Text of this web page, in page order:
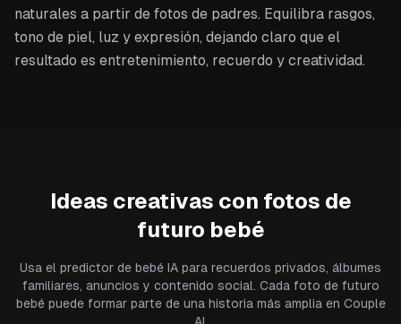
naturales a partir de fotos de padres. Equilibra rasgos,
tono de piel, luz y expresión, dejando claro que el
resultado es entretenimiento, recuerdo y creatividad.
Ideas creativas con fotos de
futuro bebé
Usa el predictor de bebé IA para recuerdos privados, álbumes
familiares, anuncios y contenido social. Cada foto de futuro
bebé puede formar parte de una historia más amplia en Couple